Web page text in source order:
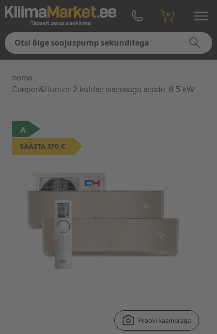
0
home /
Cooper&Hunter 2 kuldse siseosaga seade, 8.5 kW
A
SÄÄSTA 370 €
Proovi kaameraga